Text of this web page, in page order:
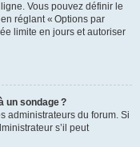
Vous pouvez définir le
réglant « Options par
limite en jours et autoriser
un sondage ?
administrateurs du forum. Si
s’il peut